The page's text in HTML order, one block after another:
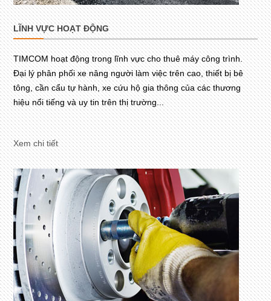
LĨNH VỰC HOẠT ĐỘNG
TIMCOM hoạt động trong lĩnh vực cho thuê máy công trình.
Đại lý phân phối xe nâng người làm việc trên cao, thiết bị bê
tông, cần cẩu tự hành, xe cứu hộ gia thông của các thương
hiệu nổi tiếng và uy tin trên thị trường...
Xem chi tiết